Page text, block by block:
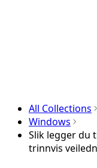
All Collections
Windows
Slik legger du
trinnvis